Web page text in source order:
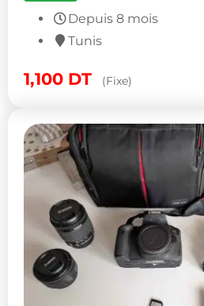
Depuis 8 mois
Tunis
1,100 DT (Fixe)